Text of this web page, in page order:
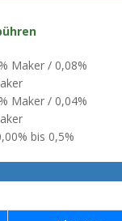
Maker / 0,08%
Maker / 0,04%
bis 0,5%